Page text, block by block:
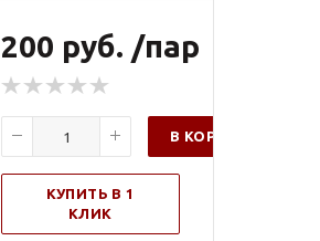
200 руб. /пар
В КОРЗИНУ
КУПИТЬ В 1
КЛИК